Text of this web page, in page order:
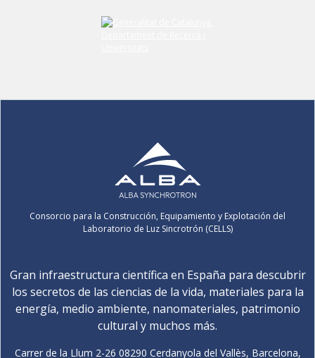
Consorcio para la Construcción, Equipamiento y Explotación del
Laboratorio de Luz Sincrotrón (CELLS)
Gran infraestructura científica en España para descubrir
los secretos de las ciencias de la vida, materiales para la
energía, medio ambiente, nanomateriales, patrimonio
cultural y muchos más.
Carrer de la Llum 2-26 08290 Cerdanyola del Vallès, Barcelona,